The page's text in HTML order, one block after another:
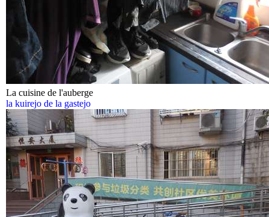
La cuisine de l'auberge
la kuirejo de la gastejo